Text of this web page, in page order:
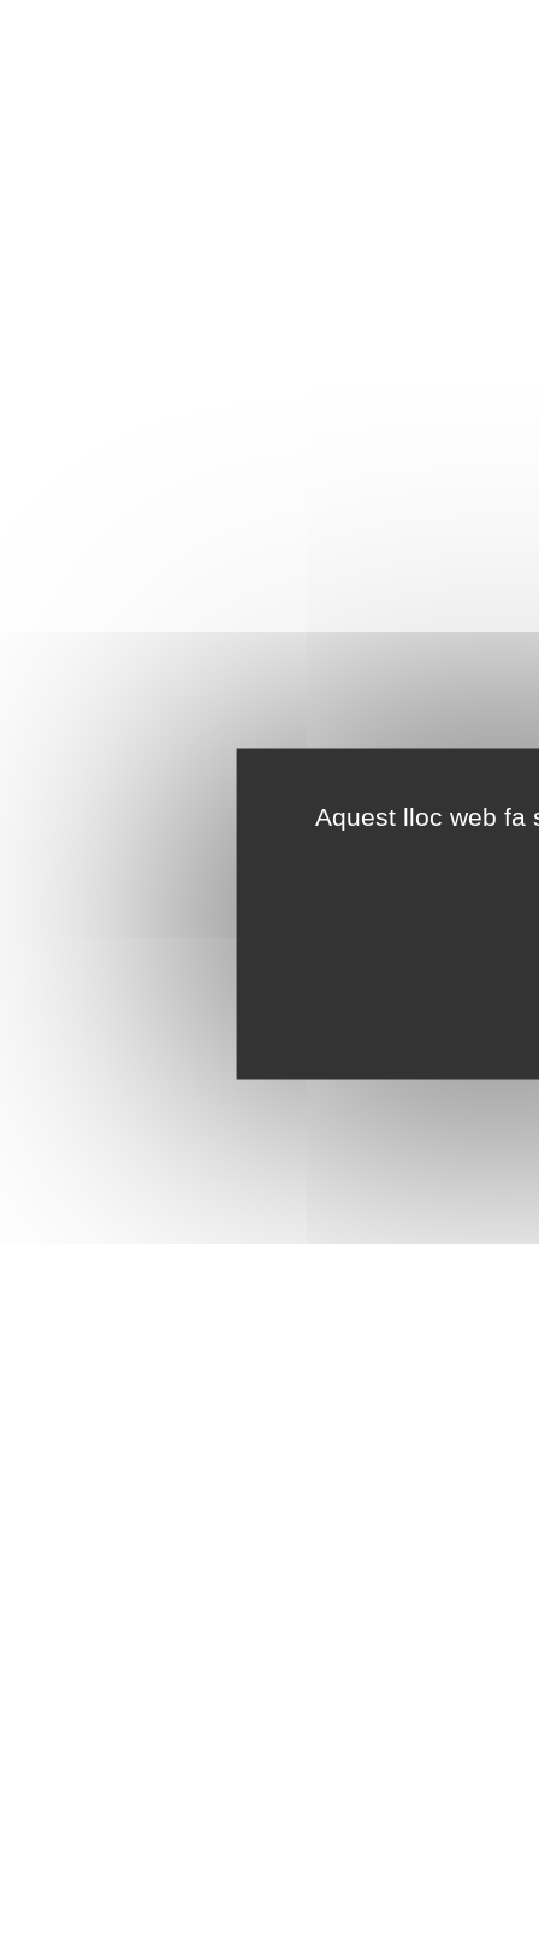
Aquest lloc web fa